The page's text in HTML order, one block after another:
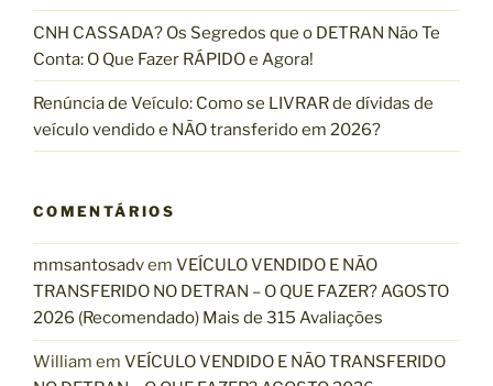
CNH CASSADA? Os Segredos que o DETRAN Não Te
Conta: O Que Fazer RÁPIDO e Agora!
Renúncia de Veículo: Como se LIVRAR de dívidas de
veículo vendido e NÃO transferido em 2026?
COMENTÁRIOS
mmsantosadvem VEÍCULO VENDIDO E NÃO
TRANSFERIDO NO DETRAN – O QUE FAZER? AGOSTO
2026 (Recomendado) Mais de 315 Avaliações
William em VEÍCULO VENDIDO E NÃO TRANSFERIDO